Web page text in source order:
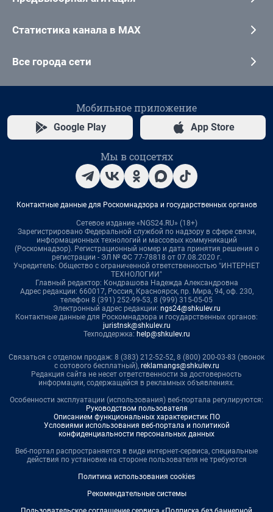
Статистика канала в MAX
Все города сети
Мобильное приложение
Google Play App Store
Мы в соцсетях
Контактные данные для Роскомнадзора и государственных органов
Сетевое издание «NGS24.RU» (18+)
Зарегистрировано Федеральной службой по надзору в сфере связи,
информационных технологий и массовых коммуникаций
(Роскомнадзор). Регистрационный номер и дата принятия решения о
регистрации - ЭЛ № ФС 77-78818 от 07.08.2020 г.
Учредитель: Общество с ограниченной ответственностью "ИНТЕРНЕТ
ТЕХНОЛОГИИ"
Главный редактор: Кондрашова Надежда Александровна
Адрес редакции: 660017, Россия, Красноярск, пр. Мира, 94, оф. 230,
телефон 8 (391) 252-99-53, 8 (999) 315-05-05
Электронный адрес редакции: ngs24@shkulev.ru
Контактные данные для Роскомнадзора и государственных органов:
juristnsk@shkulev.ru
Техподдержка: help@shkulev.ru
Связаться с отделом продаж: 8 (383) 212-52-52, 8 (800) 200-03-83 (звонок
с сотового бесплатный), reklamangs@shkulev.ru
Редакция сайта не несет ответственности за достоверность
информации, содержащейся в рекламных объявлениях.
Особенности эксплуатации (использования) веб-портала регулируются:
Руководством пользователя
Описанием функциональных характеристик ПО
Условиями использования веб-портала и политикой
конфиденциальности персональных данных
Веб-портал распространяется в виде интернет-сервиса, специальные
действия по установке на стороне пользователя не требуются
Политика использования cookies
Рекомендательные системы